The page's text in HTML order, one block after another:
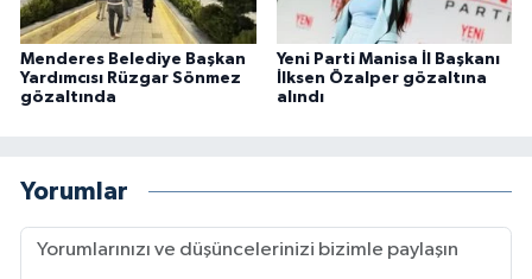
Menderes Belediye Başkan
Yardımcısı Rüzgar Sönmez
gözaltında
Yeni Parti Manisa İl Başkanı
İlksen Özalper gözaltına
alındı
Yorumlar